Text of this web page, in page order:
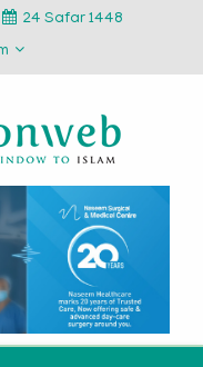
24 Safar 1448